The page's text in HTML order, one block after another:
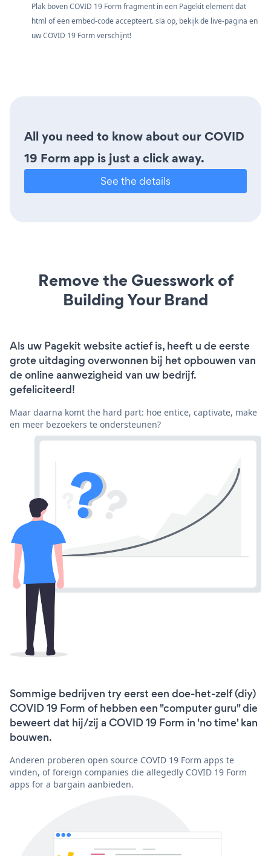
Plak boven COVID 19 Form fragment in een Pagekit element dat
html of een embed-code accepteert. sla op, bekijk de live-pagina en
uw COVID 19 Form verschijnt!
All you need to know about our COVID
19 Form app is just a click away.
See the details
Remove the Guesswork of
Building Your Brand
Als uw Pagekit website actief is, heeft u de eerste
grote uitdaging overwonnen bij het opbouwen van
de online aanwezigheid van uw bedrijf.
gefeliciteerd!
Maar daarna komt the hard part: hoe entice, captivate, make
en meer bezoekers te ondersteunen?
Sommige bedrijven try eerst een doe-het-zelf (diy)
COVID 19 Form of hebben een "computer guru" die
beweert dat hij/zij a COVID 19 Form in 'no time' kan
bouwen.
Anderen proberen open source COVID 19 Form apps te
vinden, of foreign companies die allegedly COVID 19 Form
apps for a bargain aanbieden.